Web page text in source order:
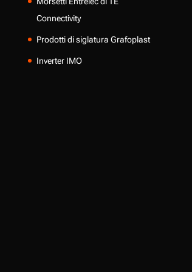
Connectivity
Prodotti di siglatura Grafoplast
Inverter IMO